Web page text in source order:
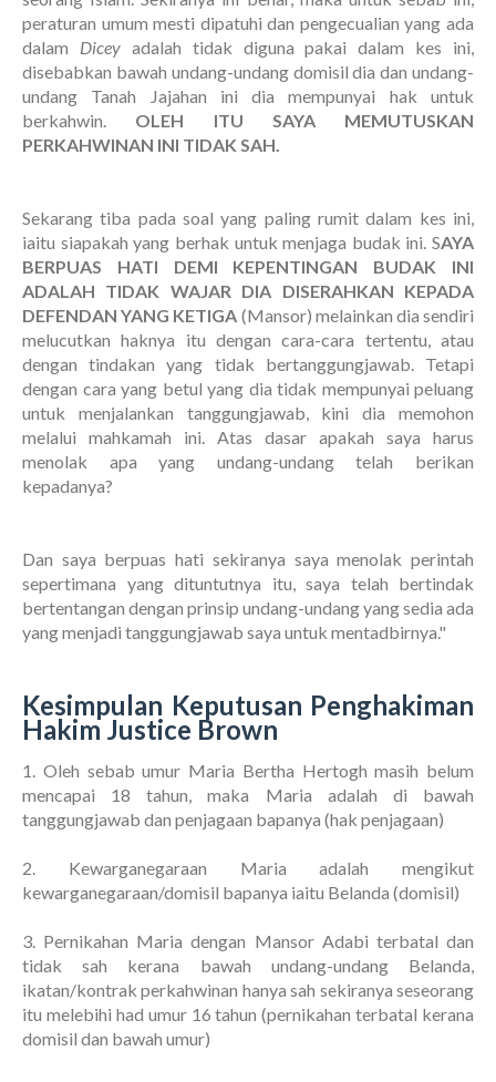
peraturan umum mesti dipatuhi dan pengecualian yang ada
dalam Diceyadalah tidak diguna pakai dalam kes ini,
disebabkan bawah undang-undang domisil dia dan undang-
undang Tanah Jajahan ini dia mempunyai hak untuk
berkahwin. OLEH ITU SAYA MEMUTUSKAN
PERKAHWINAN INI TIDAK SAH.
Sekarang tiba pada soal yang paling rumit dalam kes ini,
iaitu siapakah yang berhak untuk menjaga budak ini. SAYA
BERPUAS HATI DEMI KEPENTINGAN BUDAK INI
ADALAH TIDAK WAJAR DIA DISERAHKAN KEPADA
DEFENDAN YANG KETIGA (Mansor) melainkan dia sendiri
melucutkan haknya itu dengan cara-cara tertentu, atau
dengan tindakan yang tidak bertanggungjawab. Tetapi
dengan cara yang betul yang dia tidak mempunyai peluang
untuk menjalankan tanggungjawab, kini dia memohon
melalui mahkamah ini. Atas dasar apakah saya harus
menolak apa yang undang-undang telah berikan
kepadanya?
Dan saya berpuas hati sekiranya saya menolak perintah
sepertimana yang dituntutnya itu, saya telah bertindak
bertentangan dengan prinsip undang-undang yang sedia ada
yang menjadi tanggungjawab saya untuk mentadbirnya."
Kesimpulan Keputusan Penghakiman
Hakim Justice Brown
1. Oleh sebab umur Maria Bertha Hertogh masih belum
mencapai 18 tahun, maka Maria adalah di bawah
tanggungjawab dan penjagaan bapanya (hak penjagaan)
2. Kewarganegaraan Maria adalah mengikut
kewarganegaraan/domisil bapanya iaitu Belanda (domisil)
3. Pernikahan Maria dengan Mansor Adabi terbatal dan
tidak sah kerana bawah undang-undang Belanda,
ikatan/kontrak perkahwinan hanya sah sekiranya seseorang
itu melebihi had umur 16 tahun (pernikahan terbatal kerana
domisil dan bawah umur)